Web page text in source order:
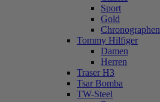
Sport
Gold
Chronographen
Tommy Hilfiger
Damen
Herren
Traser H3
Tsar Bomba
TW-Steel